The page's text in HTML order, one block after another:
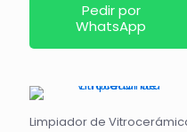
Pedir por
WhatsApp
Limpiador de